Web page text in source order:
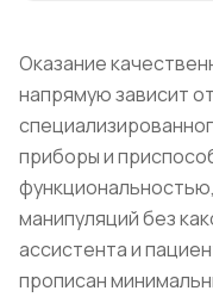
Оказание
напрямую зависит
приборы и
манипуляций без
ассистента и
прописан